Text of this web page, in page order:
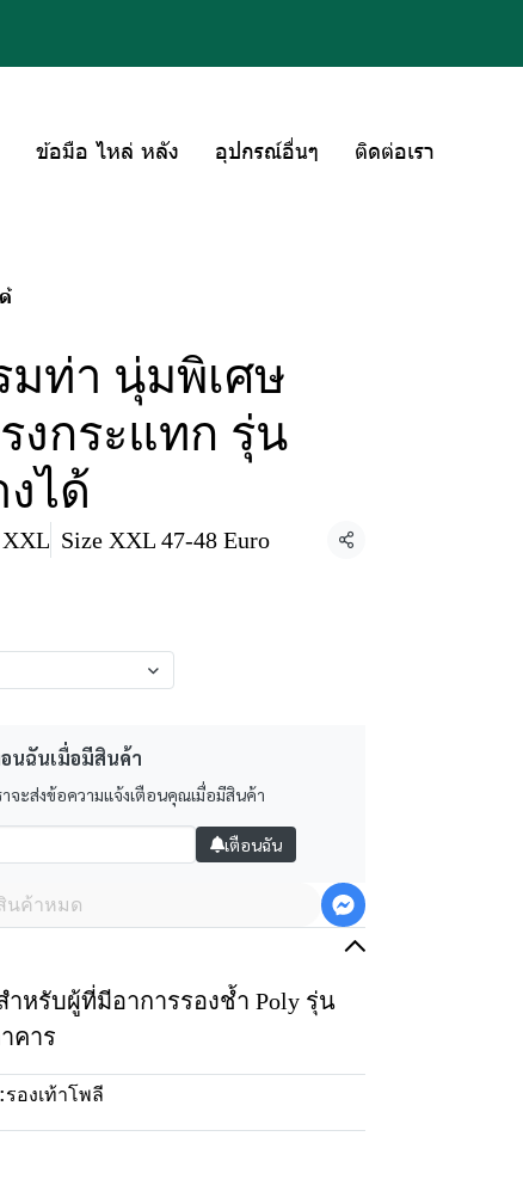
ข้อมือ ไหล่ หลัง อุปกรณ์อื่นๆ ติดต่อเรา
มท่า นุ่มพิเศษ
งกระแทก รุ่น
ได้
XXL Size XXL 47-48 Euro แชร์
อนฉันเมื่อมีสินค้า
าจะส่งข้อความแจ้งเตือนคุณเมื่อมีสินค้า
เตือนฉัน
นค้าหมด
ำหรับผู้ที่มีอาการรองช้ำ Poly รุ่น
คาร
รองเท้าโพลี